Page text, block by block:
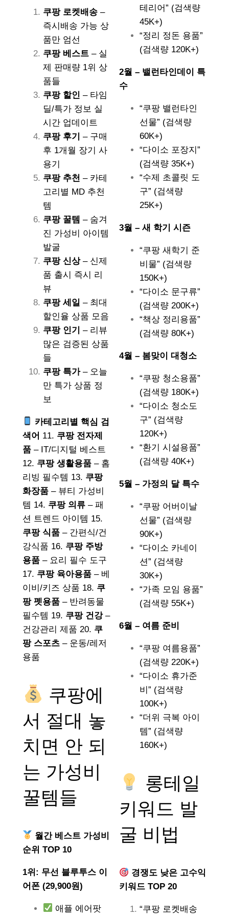
쿠팡 로켓배송 –
즉시배송 가능 상
품만 엄선
쿠팡 베스트 – 실
제 판매량 1위 상
품들
쿠팡 할인 – 타임
딜/특가 정보 실
시간 업데이트
쿠팡 후기
– 구매
후 1개월 장기 사
용기
쿠팡 추천 – 카테
고리별 MD 추천
템
쿠팡 꿀템 – 숨겨
진 가성비 아이템
발굴
쿠팡 신상– 신제
품 출시 즉시 리
뷰
쿠팡 세일 – 최대
할인율 상품 모음
쿠팡 인기
– 리뷰
많은 검증된 상품
들
쿠팡 특가– 오늘
만 특가 상품 정
보
카테고리별 핵심 검
색어 11. 쿠팡 전자제
품 – IT/디지털 베스트
12. 쿠팡 생활용품 – 홈
리빙 필수템 13. 쿠팡
화장품 – 뷰티 가성비
템 14. 쿠팡 의류 – 패
션 트렌드 아이템 15.
쿠팡 식품 – 간편식/건
강식품 16. 쿠팡 주방
용품 – 요리 필수 도구
17. 쿠팡 육아용품 – 베
이비/키즈 상품 18. 쿠
팡 펫용품 – 반려동물
필수템 19. 쿠팡 건강–
건강관리 제품 20. 쿠
팡 스포츠 – 운동/레저
용품
쿠팡에
서 절대 놓
치면 안 되
는 가성비
꿀템들
월간 베스트 가성비
순위 TOP 10
1위: 무선 블루투스 이
어폰 (29,900원)
애플 에어팟
테리어” (검색량
45K+)
“정리 정돈 용품”
(검색량 120K+)
2월 – 밸런타인데이 특
수
“쿠팡 밸런타인
선물” (검색량
60K+)
“다이소 포장지”
(검색량 35K+)
“수제 초콜릿 도
구” (검색량
25K+)
3월 – 새 학기 시즌
“쿠팡 새학기 준
비물” (검색량
150K+)
“다이소 문구류”
(검색량 200K+)
“책상 정리용품”
(검색량 80K+)
4월 – 봄맞이 대청소
“쿠팡 청소용품”
(검색량 180K+)
“다이소 청소도
구” (검색량
120K+)
“환기 시설용품”
(검색량 40K+)
5월 – 가정의 달 특수
“쿠팡 어버이날
선물” (검색량
90K+)
“다이소 카네이
션” (검색량
30K+)
“가족 모임 용품”
(검색량 55K+)
6월 – 여름 준비
“쿠팡 여름용품”
(검색량 220K+)
“다이소 휴가준
비” (검색량
100K+)
“더위 극복 아이
템” (검색량
160K+)
롱테일
키워드 발
굴 비법
경쟁도 낮은 고수익
키워드 TOP 20
“쿠팡 로켓배송